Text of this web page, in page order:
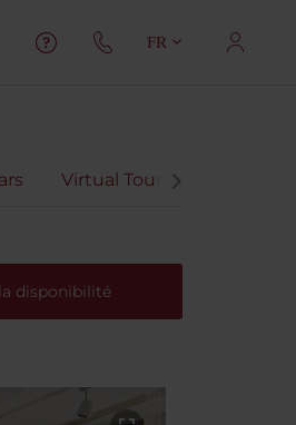
FR
Virtual Tour
disponibilité